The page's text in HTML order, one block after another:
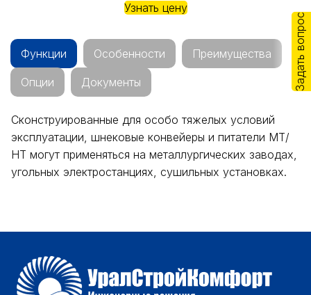
Узнать цену
Функции Особенности Преимущества
Опции Документы
Сконструированные для особо тяжелых условий
эксплуатации, шнековые конвейеры и питатели МТ/
НТ могут применяться на металлургических заводах,
угольных электростанциях, сушильных установках.
Задать вопрос